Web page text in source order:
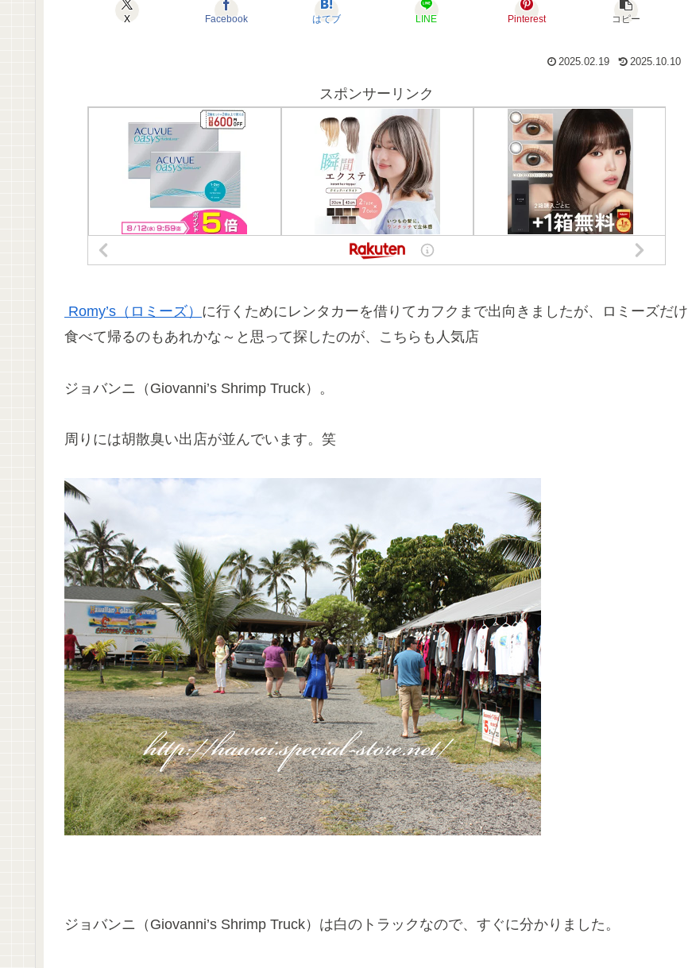
X Facebook はてブ LINE Pinterest コピー
2025.02.19 2025.10.10
スポンサーリンク
Romy’s（ロミーズ） に行くためにレンタカーを借りてカフクまで出向きましたが、ロミーズだけ
食べて帰るのもあれかな～と思って探したのが、こちらも人気店
ジョバンニ（Giovanni’s Shrimp Truck）。
周りには胡散臭い出店が並んでいます。笑
ジョバンニ（Giovanni’s Shrimp Truck）は白のトラックなので、すぐに分かりました。